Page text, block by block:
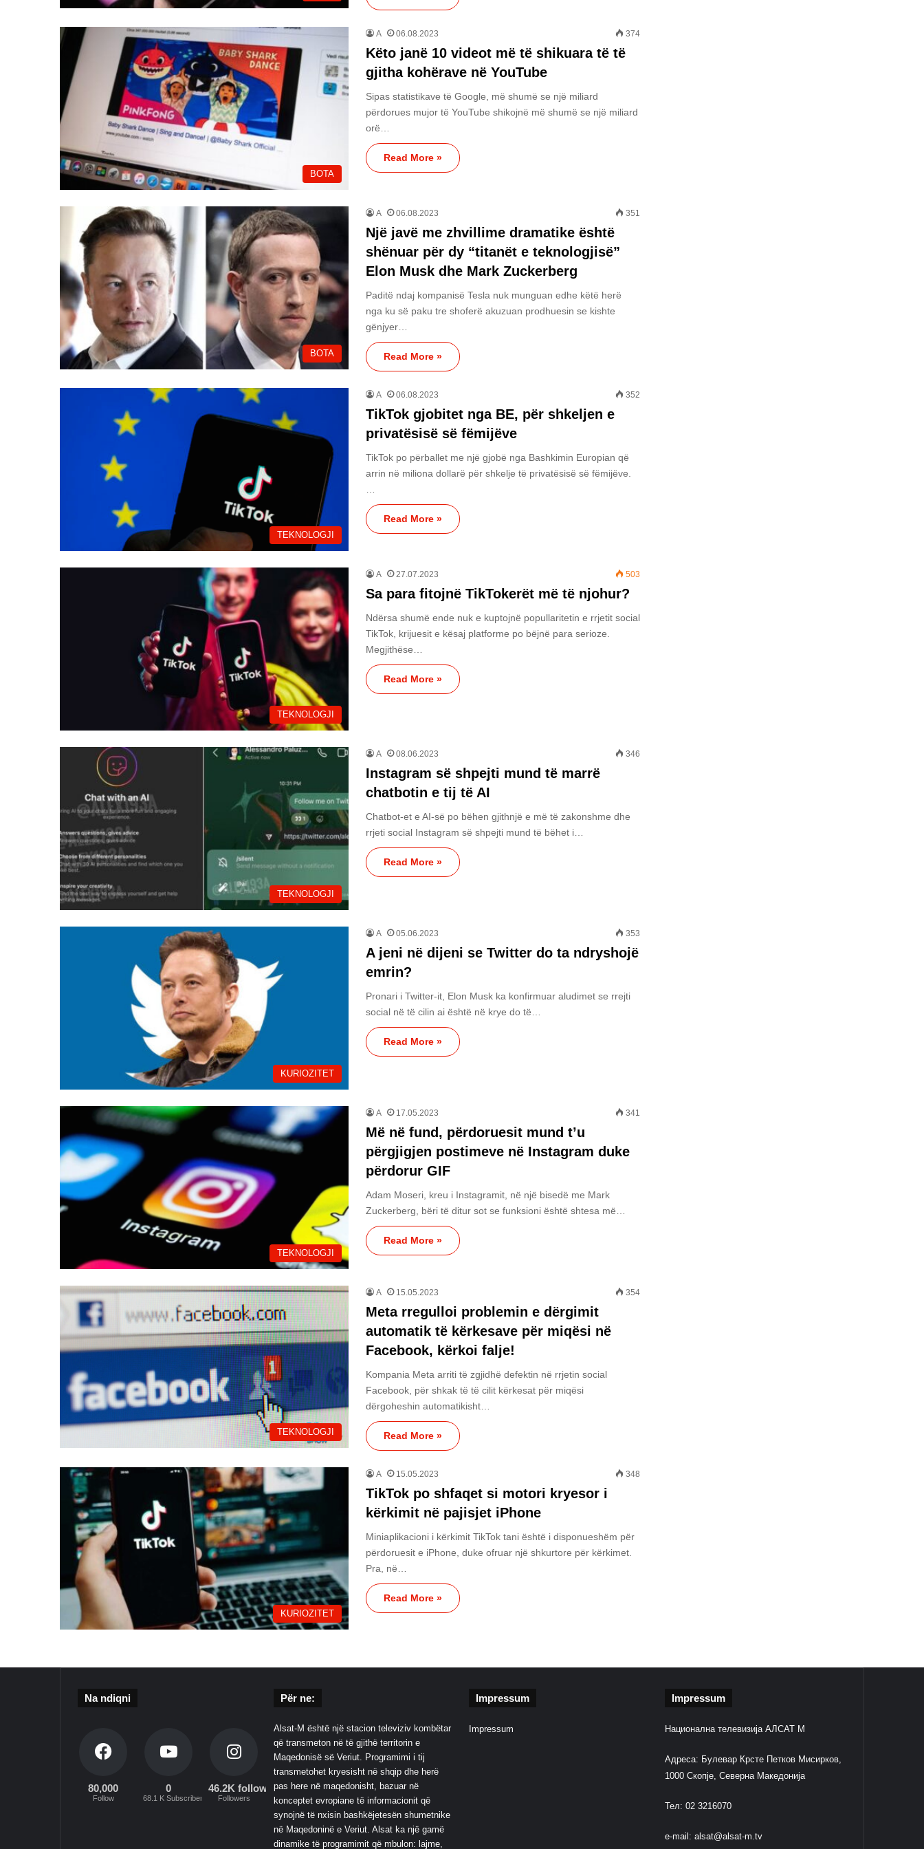
BOTA
A 06.08.2023 374
Këto janë 10 videot më të shikuara të të
gjitha kohërave në YouTube
Sipas statistikave të Google, më shumë se një miliard
përdorues mujor të YouTube shikojnë më shumë se një miliard
orë…
Read More »
BOTA
A 06.08.2023 351
Një javë me zhvillime dramatike është
shënuar për dy “titanët e teknologjisë”
Elon Musk dhe Mark Zuckerberg
Paditë ndaj kompanisë Tesla nuk munguan edhe këtë herë
nga ku së paku tre shoferë akuzuan prodhuesin se kishte
gënjyer…
Read More »
TEKNOLOGJI
A 06.08.2023 352
TikTok gjobitet nga BE, për shkeljen e
privatësisë së fëmijëve
TikTok po përballet me një gjobë nga Bashkimin Europian që
arrin në miliona dollarë për shkelje të privatësisë së fëmijëve.
Read More »
TEKNOLOGJI
A 27.07.2023 503
Sa para fitojnë TikTokerët më të njohur?
Ndërsa shumë ende nuk e kuptojnë popullaritetin e rrjetit social
TikTok, krijuesit e kësaj platforme po bëjnë para serioze.
Megjithëse…
Read More »
TEKNOLOGJI
A 08.06.2023 346
Instagram së shpejti mund të marrë
chatbotin e tij të AI
Chatbot-et e AI-së po bëhen gjithnjë e më të zakonshme dhe
rrjeti social Instagram së shpejti mund të bëhet i…
Read More »
KURIOZITET
A 05.06.2023 353
A jeni në dijeni se Twitter do ta ndryshojë
emrin?
Pronari i Twitter-it, Elon Musk ka konfirmuar aludimet se rrejti
social në të cilin ai është në krye do të…
Read More »
TEKNOLOGJI
A 17.05.2023 341
Më në fund, përdoruesit mund t’u
përgjigjen postimeve në Instagram duke
përdorur GIF
Adam Moseri, kreu i Instagramit, në një bisedë me Mark
Zuckerberg, bëri të ditur sot se funksioni është shtesa më…
Read More »
TEKNOLOGJI
A 15.05.2023 354
Meta rregulloi problemin e dërgimit
automatik të kërkesave për miqësi në
Facebook, kërkoi falje!
Kompania Meta arriti të zgjidhë defektin në rrjetin social
Facebook, për shkak të të cilit kërkesat për miqësi
dërgoheshin automatikisht…
Read More »
KURIOZITET
A 15.05.2023 348
TikTok po shfaqet si motori kryesor i
kërkimit në pajisjet iPhone
Miniaplikacioni i kërkimit TikTok tani është i disponueshëm për
përdoruesit e iPhone, duke ofruar një shkurtore për kërkimet.
Pra, në…
Read More »
Na ndiqni
80,000
Follow
0
68.1 K Subscribers
46.2K followers
Followers
Për ne:
Alsat-M është një stacion televiziv kombëtar
që transmeton në të gjithë territorin e
Maqedonisë së Veriut. Programimi i tij
transmetohet kryesisht në shqip dhe herë
pas here në maqedonisht, bazuar në
konceptet evropiane të informacionit që
synojnë të nxisin bashkëjetesën shumetnike
në Maqedoninë e Veriut. Alsat ka një gamë
dinamike të programimit që mbulon: lajme,
Impressum
Impressum
Impressum
Национална телевизија АЛСАТ М
Адреса: Булевар Крсте Петков Мисирков,
1000 Скопје, Северна Македонија
Тел: 02 3216070
e-mail: alsat@alsat-m.tv